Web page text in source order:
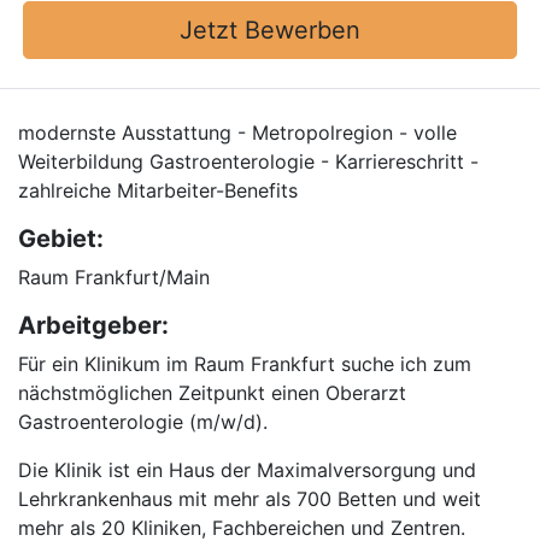
Jetzt Bewerben
modernste Ausstattung - Metropolregion - volle
Weiterbildung Gastroenterologie - Karriereschritt -
zahlreiche Mitarbeiter-Benefits
Gebiet:
Raum Frankfurt/Main
Arbeitgeber:
Für ein Klinikum im Raum Frankfurt suche ich zum
nächstmöglichen Zeitpunkt einen Oberarzt
Gastroenterologie (m/w/d).
Die Klinik ist ein Haus der Maximalversorgung und
Lehrkrankenhaus mit mehr als 700 Betten und weit
mehr als 20 Kliniken, Fachbereichen und Zentren.